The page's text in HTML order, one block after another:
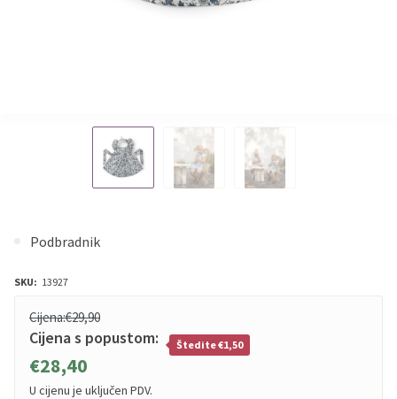
Podbradnik
SKU: 13927
Cijena:€29,90
Cijena s popustom:
€28,40
Štedite €1,50
U cijenu je uključen PDV.